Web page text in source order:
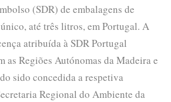
(SDR) de embalagens de
até três litros, em Portugal. A
atribuída à SDR Portugal
as Regiões Autónomas da Madeira e
sido concedida a respetiva
Regional do Ambiente da